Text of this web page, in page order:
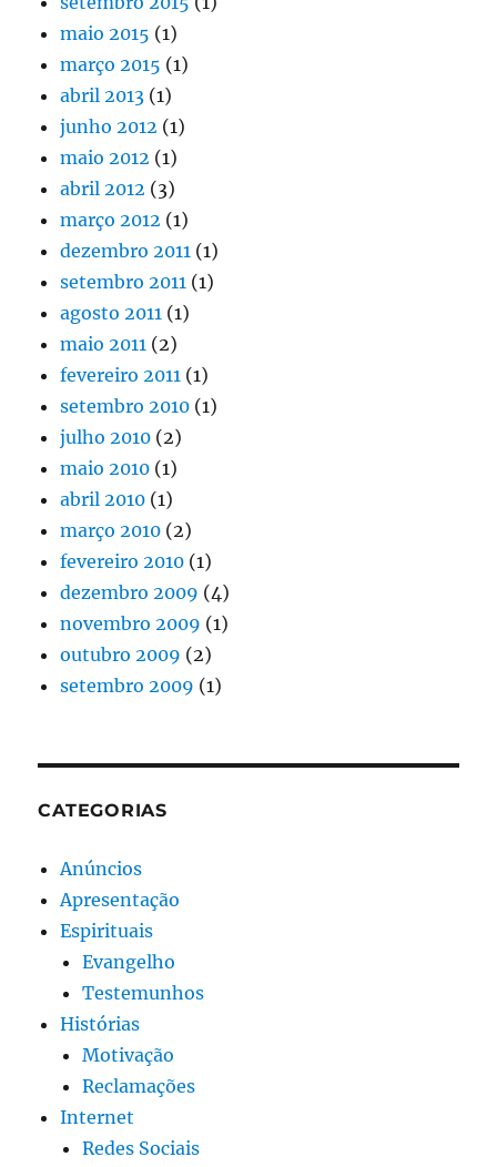
maio 2015 (1)
março 2015 (1)
abril 2013 (1)
junho 2012 (1)
maio 2012 (1)
abril 2012 (3)
março 2012 (1)
dezembro 2011 (1)
setembro 2011 (1)
agosto 2011 (1)
maio 2011 (2)
fevereiro 2011 (1)
setembro 2010 (1)
julho 2010 (2)
maio 2010 (1)
abril 2010 (1)
março 2010 (2)
fevereiro 2010 (1)
dezembro 2009 (4)
novembro 2009 (1)
outubro 2009 (2)
setembro 2009 (1)
CATEGORIAS
Anúncios
Apresentação
Espirituais
Evangelho
Testemunhos
Histórias
Motivação
Reclamações
Internet
Redes Sociais